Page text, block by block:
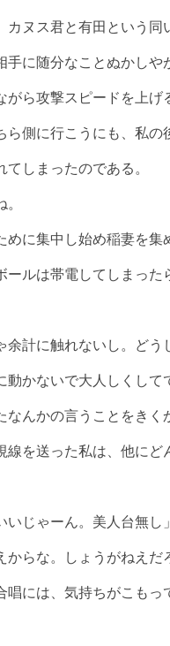
カヌス君と有田という同
に随分なことぬかしや
ら攻撃スピードを上げ
側に行こうにも、私の
しまったのである。
に集中し始め稲妻を集
ルは帯電してしまった
計に触れないし。どう
かないで大人しくして
んかの言うことをきく
を送った私は、他にど
じゃーん。美人台無し」
らな。しょうがねえだ
には、気持ちがこもっ